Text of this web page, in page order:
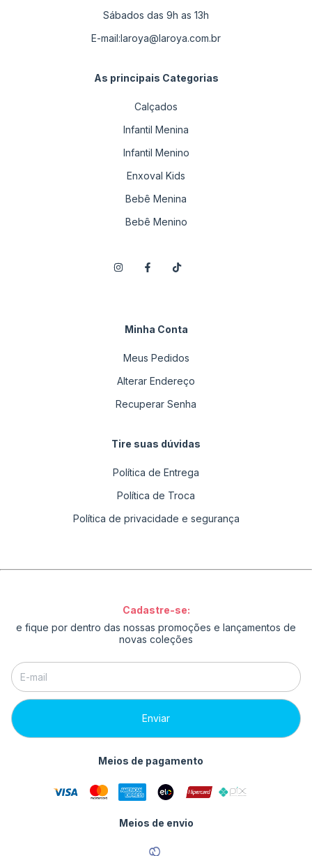
Sábados das 9h as 13h
E-mail:laroya@laroya.com.br
As principais Categorias
Calçados
Infantil Menina
Infantil Menino
Enxoval Kids
Bebê Menina
Bebê Menino
Minha Conta
Meus Pedidos
Alterar Endereço
Recuperar Senha
Tire suas dúvidas
Política de Entrega
Política de Troca
Política de privacidade e segurança
Cadastre-se:
e fique por dentro das nossas promoções e lançamentos de
novas coleções
Meios de pagamento
Meios de envio